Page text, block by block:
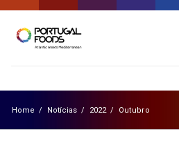
Home / Notícias / 2022 / Outubro